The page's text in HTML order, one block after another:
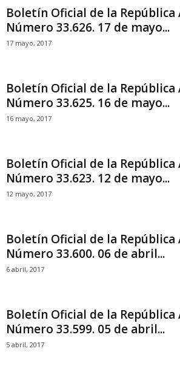
Boletín Oficial de la
Número 33.626. 17 de mayo...
17 mayo, 2017
Boletín Oficial de la
Número 33.625. 16 de mayo...
16 mayo, 2017
Boletín Oficial de la
Número 33.623. 12 de mayo...
12 mayo, 2017
Boletín Oficial de la
Número 33.600. 06 de abril...
6 abril, 2017
Boletín Oficial de la
Número 33.599. 05 de abril...
5 abril, 2017